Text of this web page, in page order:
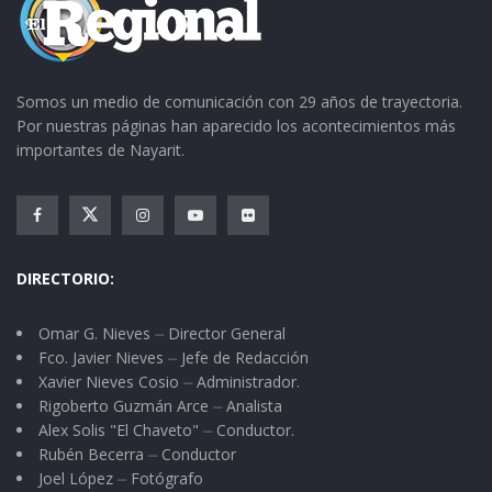
Somos un medio de comunicación con 29 años de trayectoria.
Por nuestras páginas han aparecido los acontecimientos más
importantes de Nayarit.
DIRECTORIO:
Omar G. Nieves ⏤ Director General
Fco. Javier Nieves ⏤ Jefe de Redacción
Xavier Nieves Cosio ⏤ Administrador.
Rigoberto Guzmán Arce ⏤ Analista
Alex Solis "El Chaveto" ⏤ Conductor.
Rubén Becerra ⏤ Conductor
Joel López ⏤ Fotógrafo